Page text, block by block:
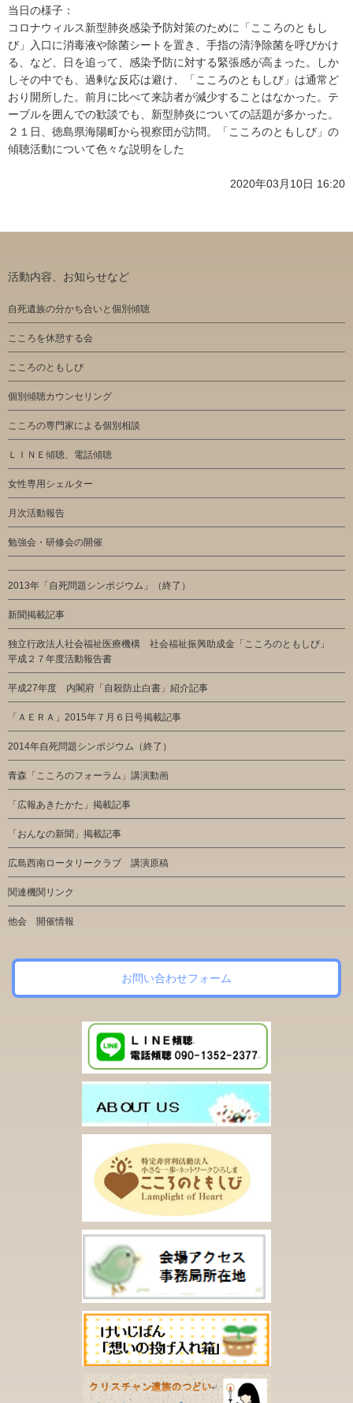
当日の様子：
コロナウィルス新型肺炎感染予防対策のために「こころのともし
び」入口に消毒液や除菌シートを置き、手指の清浄除菌を呼びかけ
る、など、日を追って、感染予防に対する緊張感が高まった。しか
しその中でも、過剰な反応は避け、「こころのともしび」は通常ど
おり開所した。前月に比べて来訪者が減少することはなかった。テ
ーブルを囲んでの歓談でも、新型肺炎についての話題が多かった。
２１日、徳島県海陽町から視察団が訪問。「こころのともしび」の
傾聴活動について色々な説明をした
2020年03月10日 16:20
活動内容、お知らせなど
自死遺族の分かち合いと個別傾聴
こころを休憩する会
こころのともしび
個別傾聴カウンセリング
こころの専門家による個別相談
ＬＩＮＥ傾聴、電話傾聴
女性専用シェルター
月次活動報告
勉強会・研修会の開催
2013年「自死問題シンポジウム」（終了）
新聞掲載記事
独立行政法人社会福祉医療機構 社会福祉振興助成金「こころのともしび」
平成２７年度活動報告書
平成27年度 内閣府「自殺防止白書」紹介記事
「ＡＥＲＡ」2015年７月６日号掲載記事
2014年自死問題シンポジウム（終了）
青森「こころのフォーラム」講演動画
「広報あきたかた」掲載記事
「おんなの新聞」掲載記事
広島西南ロータリークラブ 講演原稿
関連機関リンク
他会 開催情報
お問い合わせフォーム